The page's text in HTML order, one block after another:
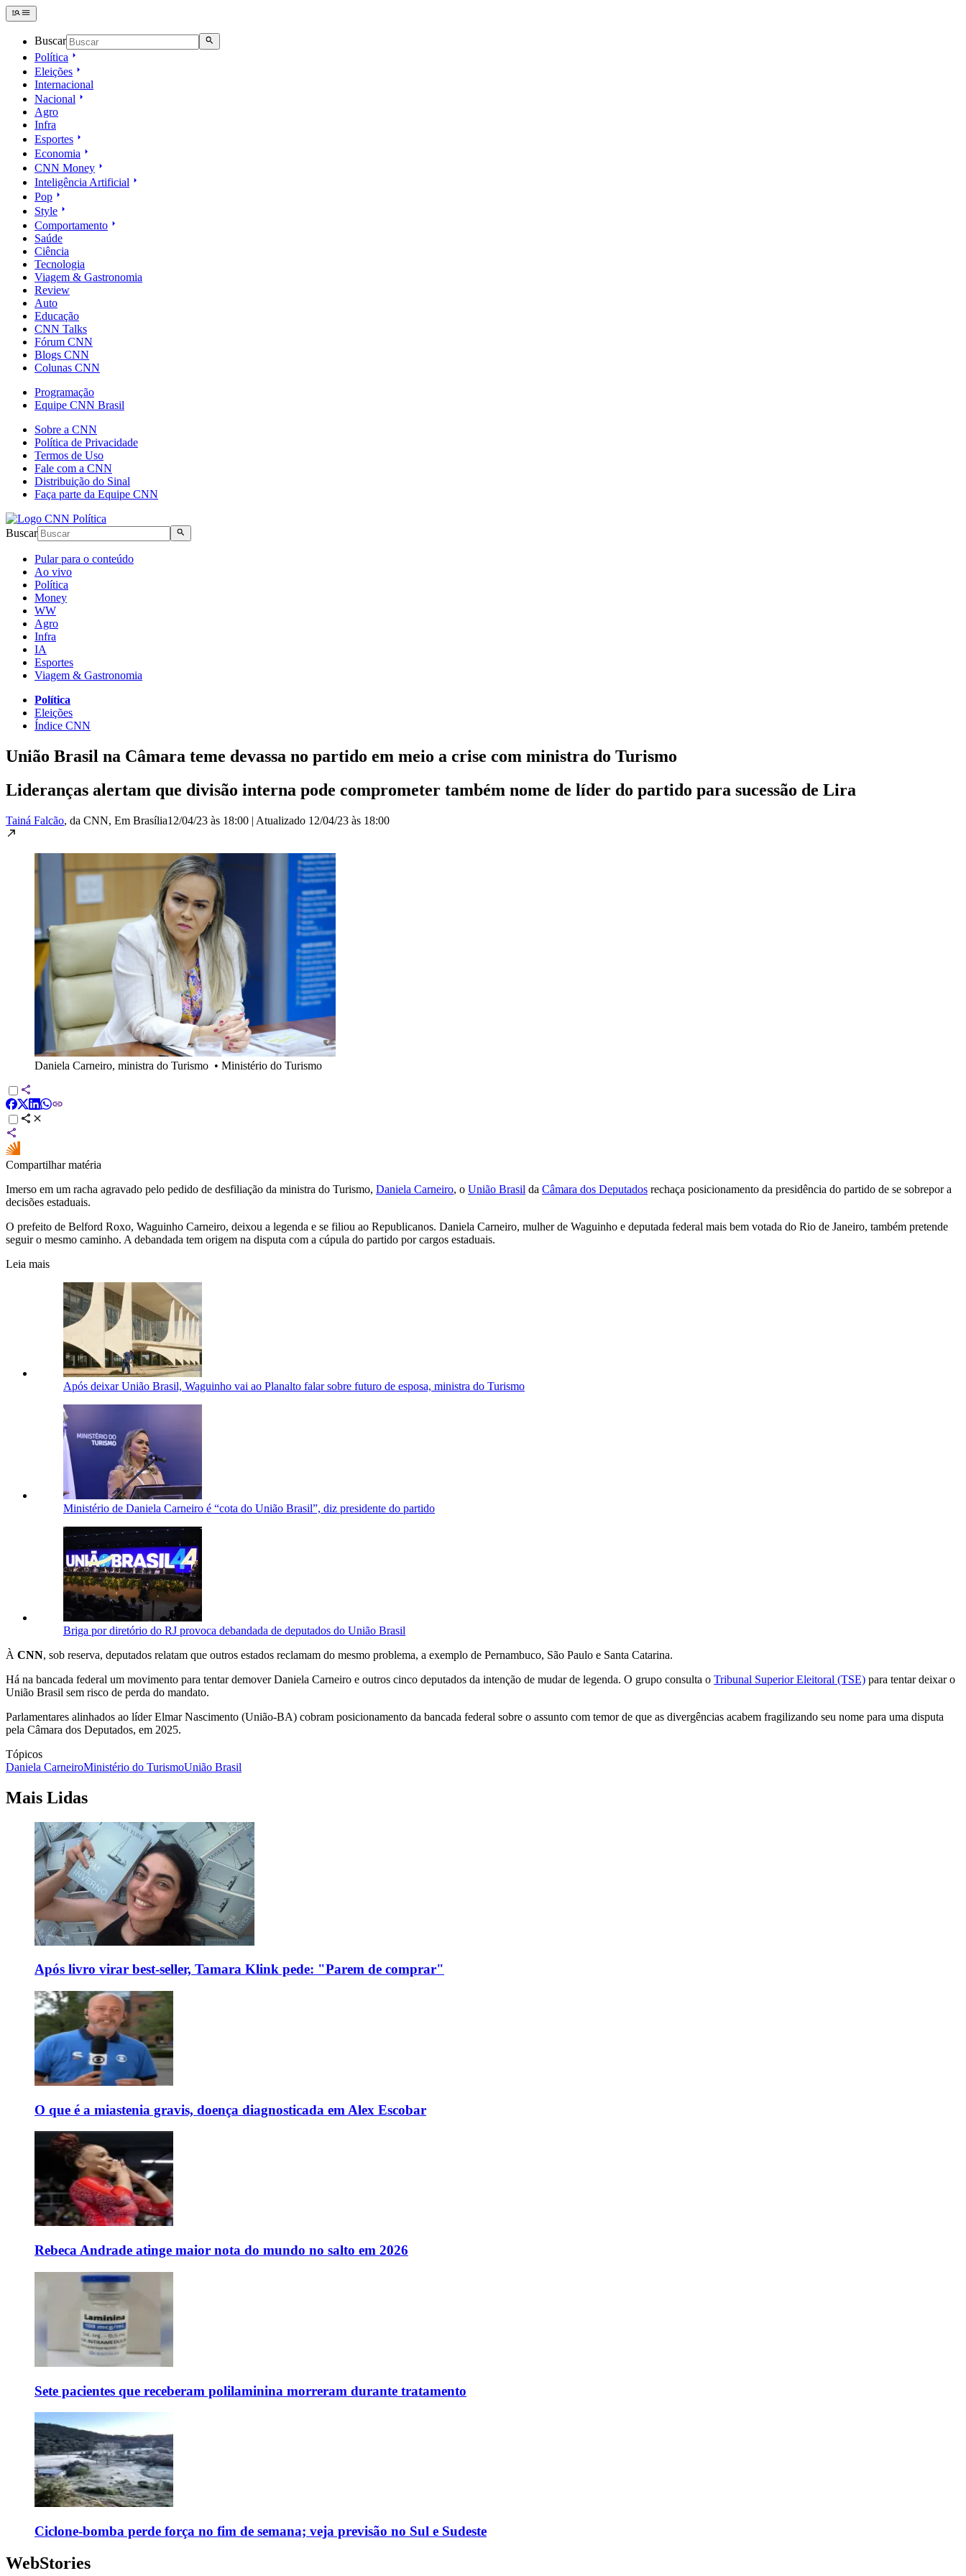
Buscar
Política
Eleições
Internacional
Nacional
Agro
Infra
Esportes
Economia
CNN Money
Inteligência Artificial
Pop
Style
Comportamento
Saúde
Ciência
Tecnologia
Viagem & Gastronomia
Review
Auto
Educação
CNN Talks
Fórum CNN
Blogs CNN
Colunas CNN
Programação
Equipe CNN Brasil
Sobre a CNN
Política de Privacidade
Termos de Uso
Fale com a CNN
Distribuição do Sinal
Faça parte da Equipe CNN
Buscar
Pular para o conteúdo
Ao vivo
Política
Money
WW
Agro
Infra
IA
Esportes
Viagem & Gastronomia
Política
Eleições
Índice CNN
União Brasil na Câmara teme devassa no partido em meio a crise com ministra do Turismo
Lideranças alertam que divisão interna pode comprometer também nome de líder do partido para sucessão de Lira
Tainá Falcão, da CNN, Em Brasília12/04/23 às 18:00 | Atualizado 12/04/23 às 18:00
Daniela Carneiro, ministra do Turismo • Ministério do Turismo
Compartilhar matéria
Imerso em um racha agravado pelo pedido de desfiliação da ministra do Turismo, Daniela Carneiro, o União Brasil da Câmara dos Deputados rechaça posicionamento da presidência do partido de se sobrepor a
decisões estaduais.
O prefeito de Belford Roxo, Waguinho Carneiro, deixou a legenda e se filiou ao Republicanos. Daniela Carneiro, mulher de Waguinho e deputada federal mais bem votada do Rio de Janeiro, também pretende
seguir o mesmo caminho. A debandada tem origem na disputa com a cúpula do partido por cargos estaduais.
Leia mais
Após deixar União Brasil, Waguinho vai ao Planalto falar sobre futuro de esposa, ministra do Turismo
Ministério de Daniela Carneiro é “cota do União Brasil”, diz presidente do partido
Briga por diretório do RJ provoca debandada de deputados do União Brasil
À CNN, sob reserva, deputados relatam que outros estados reclamam do mesmo problema, a exemplo de Pernambuco, São Paulo e Santa Catarina.
Há na bancada federal um movimento para tentar demover Daniela Carneiro e outros cinco deputados da intenção de mudar de legenda. O grupo consulta o Tribunal Superior Eleitoral (TSE) para tentar deixar o
União Brasil sem risco de perda do mandato.
Parlamentares alinhados ao líder Elmar Nascimento (União-BA) cobram posicionamento da bancada federal sobre o assunto com temor de que as divergências acabem fragilizando seu nome para uma disputa
pela Câmara dos Deputados, em 2025.
Tópicos
Daniela CarneiroMinistério do TurismoUnião Brasil
Mais Lidas
Após livro virar best-seller, Tamara Klink pede: "Parem de comprar"
O que é a miastenia gravis, doença diagnosticada em Alex Escobar
Rebeca Andrade atinge maior nota do mundo no salto em 2026
Sete pacientes que receberam polilaminina morreram durante tratamento
Ciclone-bomba perde força no fim de semana; veja previsão no Sul e Sudeste
WebStories